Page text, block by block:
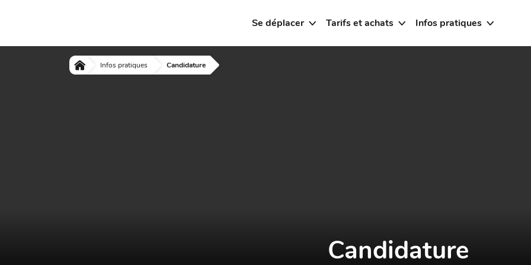
Se déplacer Tarifs et achats Infos pratiques
Infos pratiques Candidature
Candidature